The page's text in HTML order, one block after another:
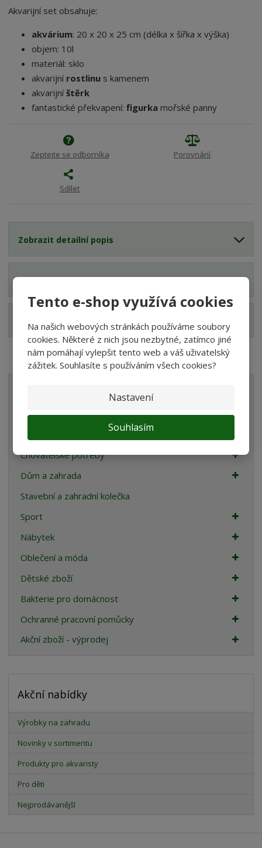
Tento e-shop využívá cookies
Na našich webových stránkách používáme soubory
cookies. Některé z nich jsou nezbytné, zatímco jiné
nám pomáhají vylepšit tento web a váš uživatelský
zážitek. Souhlasíte s používáním všech cookies?
Nastavení
Souhlasím
Akvarijní set obsahuje:
akvárium: 20 x 20 x 25 cm (délka x šířka x výška)
objem: 10l
materiál: sklo
akvarijní rostlinu s kamenem
akvarijníštěrk
fantastické překvapení:figurka mořské panny
Zeptejte se odborníka Porovnání
Sdílet
Zobrazit detailní popis
Zobrazit hodnocení produktu
Zobrazit související produkty
Akvaristika
Chovatelské potřeby
Dům a zahrada
Stavební a zahradní kolečka
Sport
Nábytek
Oblečení a móda
Dětské zboží
Bakterie pro domácnost
Ochranné pracovní pomůcky
Akční zboží - výprodej
Akční nabídky
Výrobky na zahradu
Novinky v sortimentu
Produkty pro akvaristy
Pro děti
Nejprodávanější